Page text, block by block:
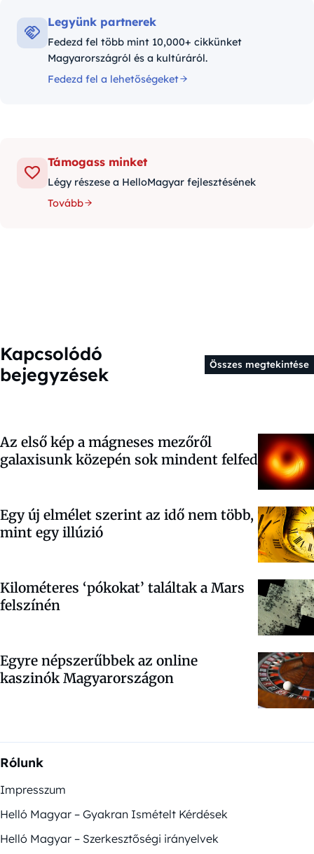
Legyünk partnerek
Fedezd fel több mint 10,000+ cikkünket
Magyarországról és a kultúráról.
Fedezd fel a lehetőségeket
Támogass minket
Légy részese a HelloMagyar fejlesztésének
Tovább
Kapcsolódó
bejegyzések
Összes megtekintése
Az első kép a mágneses mezőről
galaxisunk közepén sok mindent felfed
Egy új elmélet szerint az idő nem több,
mint egy illúzió
Kilométeres ‘pókokat’ találtak a Mars
felszínén
Egyre népszerűbbek az online
kaszinók Magyarországon
Rólunk
Impresszum
Helló Magyar – Gyakran Ismételt Kérdések
Helló Magyar – Szerkesztőségi irányelvek